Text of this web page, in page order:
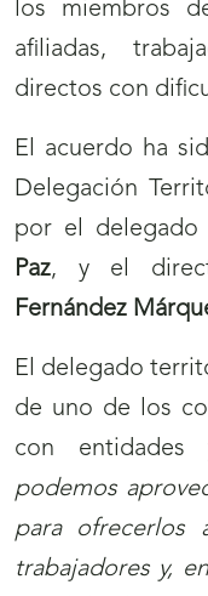
los miembros
afiliadas,
directos con
El acuerdo ha
Delegación
por el delegado
Paz, y el
Fernández
El delegado
de uno de los
con entidades
podemos
para ofrecerlos
trabajadores y,